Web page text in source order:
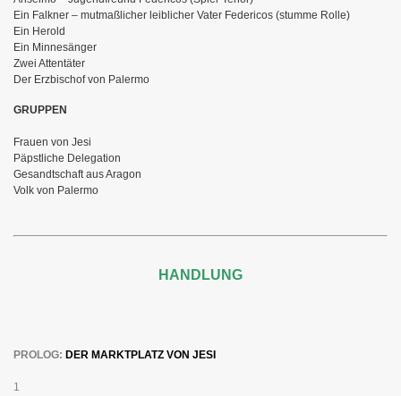
Ein Falkner – mutmaßlicher leiblicher Vater Federicos (stumme Rolle)
Ein Herold
Ein Minnesänger
Zwei Attentäter
Der Erzbischof von Palermo
GRUPPEN
Frauen von Jesi
Päpstliche Delegation
Gesandtschaft aus Aragon
Volk von Palermo
HANDLUNG
PROLOG: DER MARKTPLATZ VON JESI
1